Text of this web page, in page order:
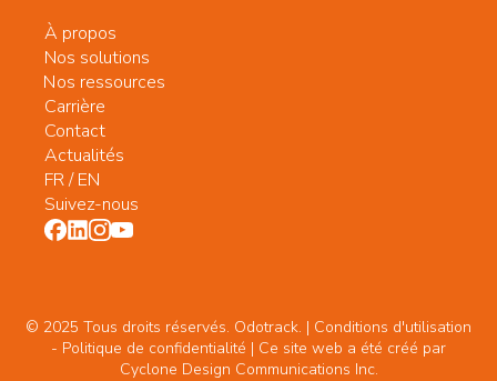
À propos
Nos solutions
Nos ressources
Carrière
Contact
Actualités
FR/EN
Suivez-nous
© 2025 Tous droits réservés. Odotrack. | Conditions d'utilisation
- Politique de confidentialité | Ce site web a été créé par
Cyclone Design Communications Inc.